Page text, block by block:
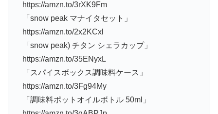
https://amzn.to/3rXK9Fm
「snow peak マナイタセット」
https://amzn.to/2x2KCxl
「snow peak) チタン シェラカップ」
https://amzn.to/35ENyxL
「スパイスボックス調味料ケース」
https://amzn.to/3Fg94My
「調味料ポットオイルボトル 50ml」